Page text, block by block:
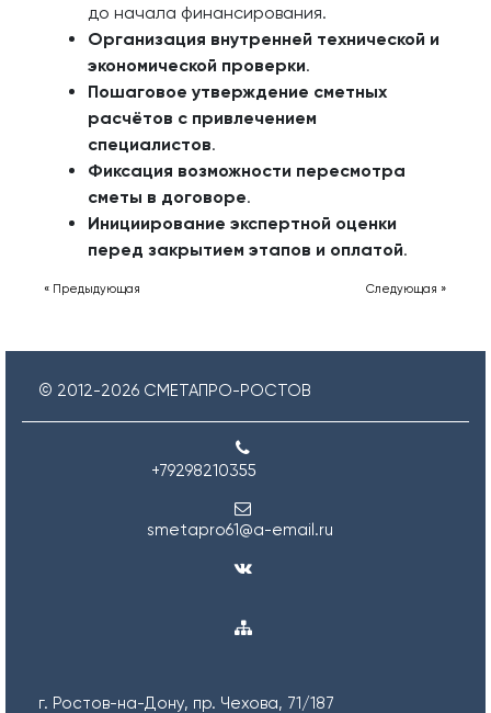
до начала финансирования.
Организация внутренней технической и
экономической проверки.
Пошаговое утверждение сметных
расчётов с привлечением
специалистов.
Фиксация возможности пересмотра
сметы в договоре.
Инициирование экспертной оценки
перед закрытием этапов и оплатой.
Следующая »
« Предыдующая
© 2012-2026 СМЕТАПРО-РОСТОВ
+79298210355
smetapro61@a-email.ru
г. Ростов-на-Дону, пр. Чехова, 71/187